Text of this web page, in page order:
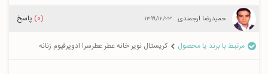
حمیدرضا ارجمندی ۱۳۹۹/۱۲/۲۳ (0) پاسخ
مرتبط با برند یا محصول کریستال نویر خانه عطر عطرسرا ادوپرفیوم زنانه